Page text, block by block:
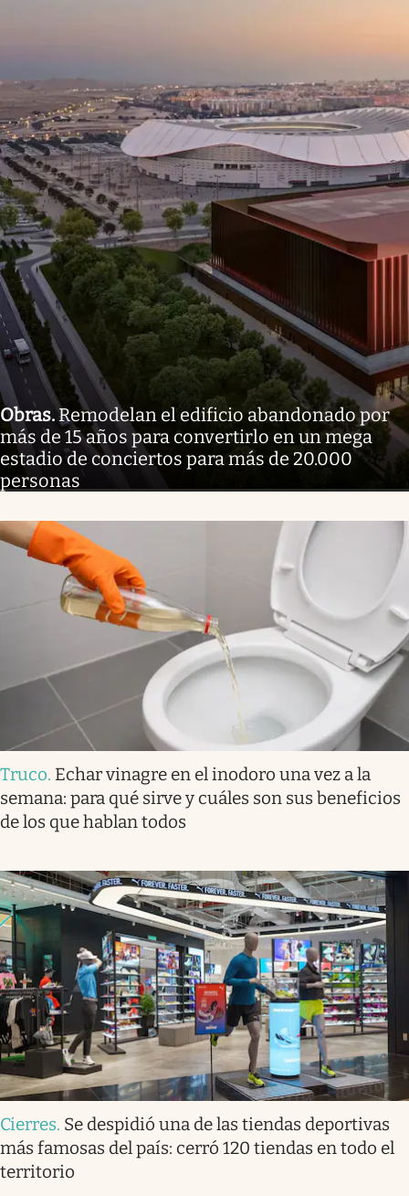
Obras.Remodelan el edificio abandonado por
más de 15 años para convertirlo en un mega
estadio de conciertos para más de 20.000
personas
Truco. Echar vinagre en el inodoro una vez a la
semana: para qué sirve y cuáles son sus beneficios
de los que hablan todos
Cierres. Se despidió una de las tiendas deportivas
más famosas del país: cerró 120 tiendas en todo el
territorio